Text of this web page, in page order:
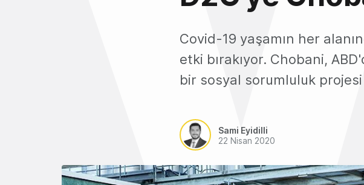
Covid-19 yaşamın her
etki bırakıyor. Chobani,
bir sosyal sorumluluk
Sami Eyidilli
22 Nisan 2020